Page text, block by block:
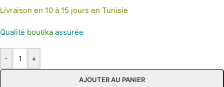
Livraison en 10 à 15 jours en Tunisie
Qualité boutika assurée
- +
AJOUTER AU PANIER